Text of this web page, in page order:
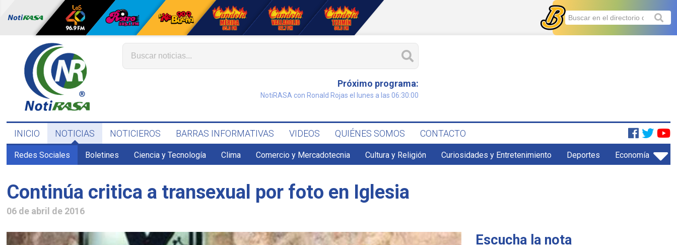
Próximo programa:
NotiRASA con Ronald Rojas el lunes a las 06:30:00
INICIO NOTICIAS NOTICIEROS BARRAS INFORMATIVAS VIDEOS QUIÉNES SOMOS CONTACTO
Redes Sociales Boletines Ciencia y Tecnología Clima Comercio y Mercadotecnia Cultura y Religión Curiosidades y Entretenimiento Deportes Economía
Continúa critica a transexual por foto en Iglesia
06 de abril de 2016
Escucha la nota